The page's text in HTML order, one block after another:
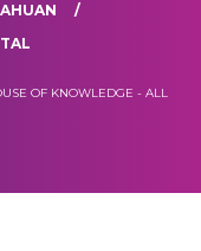
OF KNOWLEDGE - ALL